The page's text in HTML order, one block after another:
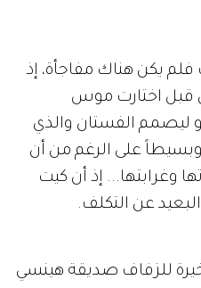
فلم يكن هناك مفاجأة، إذ
قبل اختارت موس
ليصمم الفستان والذي
على الرغم من أن
وغرابتها... إذ أن كيت
عن التكلف.
للزفاف صديقة هينسي